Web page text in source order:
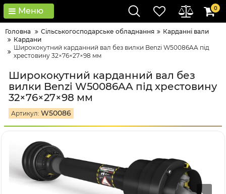
Меню 0
Головна Сільськогосподарське обладнання
Карданні вали
Кардани
Ширококутний карданний вал без вилки Benzi W50086AA під
хрестовину 32×76×27×98 мм
Ширококутний карданний вал без
вилки Benzi W50086AA під хрестовину
32×76×27×98 мм
Артикул: W50086